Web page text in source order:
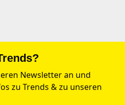
Newsletter an und
zu Trends & zu unseren